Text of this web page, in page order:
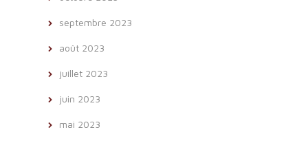
septembre 2023
août 2023
juillet 2023
juin 2023
mai 2023